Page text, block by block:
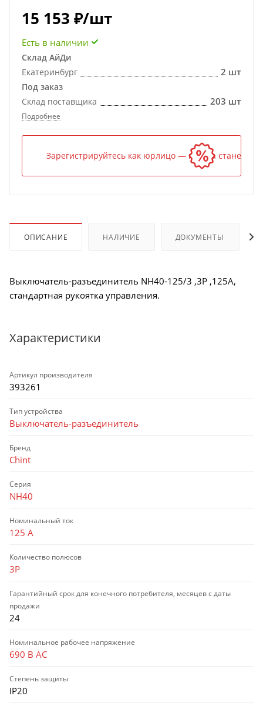
15 153 ₽/шт
Есть в наличии
Склад АйДи
Екатеринбург
2 шт
Под заказ
Склад поставщика
203 шт
Подробнее
Зарегистрируйтесь как юрлицо — и цена станет
ОПИСАНИЕ НАЛИЧИЕ ДОКУМЕНТЫ
Выключатель-разъединитель NH40-125/3 ,3P ,125А,
стандартная рукоятка управления.
Характеристики
Артикул производителя
393261
Тип устройства
Выключатель-разъединитель
Бренд
Chint
Серия
NH40
Номинальный ток
125 А
Количество полюсов
3P
Гарантийный срок для конечного потребителя, месяцев с даты
продажи
24
Номинальное рабочее напряжение
690 В AC
Степень защиты
IP20